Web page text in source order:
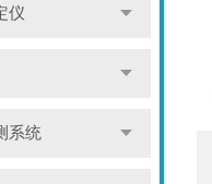
仪
系统